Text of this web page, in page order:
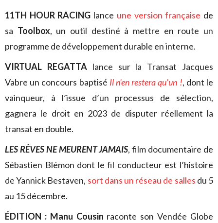
11TH HOUR RACING lance une version française de
sa Toolbox, un outil destiné à mettre en route un
programme de développement durable en interne.
VIRTUAL REGATTAlance sur la Transat Jacques
Vabre un concours baptisé Il n’en restera qu’un !, dont le
vainqueur, à l’issue d’un processus de sélection,
gagnera le droit en 2023 de disputer réellement la
transat en double.
LES RÊVES NE MEURENT JAMAIS, film documentaire de
Sébastien Blémon dont le fil conducteur est l’histoire
de Yannick Bestaven, sort dans un réseau de salles du 5
au 15 décembre.
ÉDITION : Manu Cousin raconte son Vendée Globe